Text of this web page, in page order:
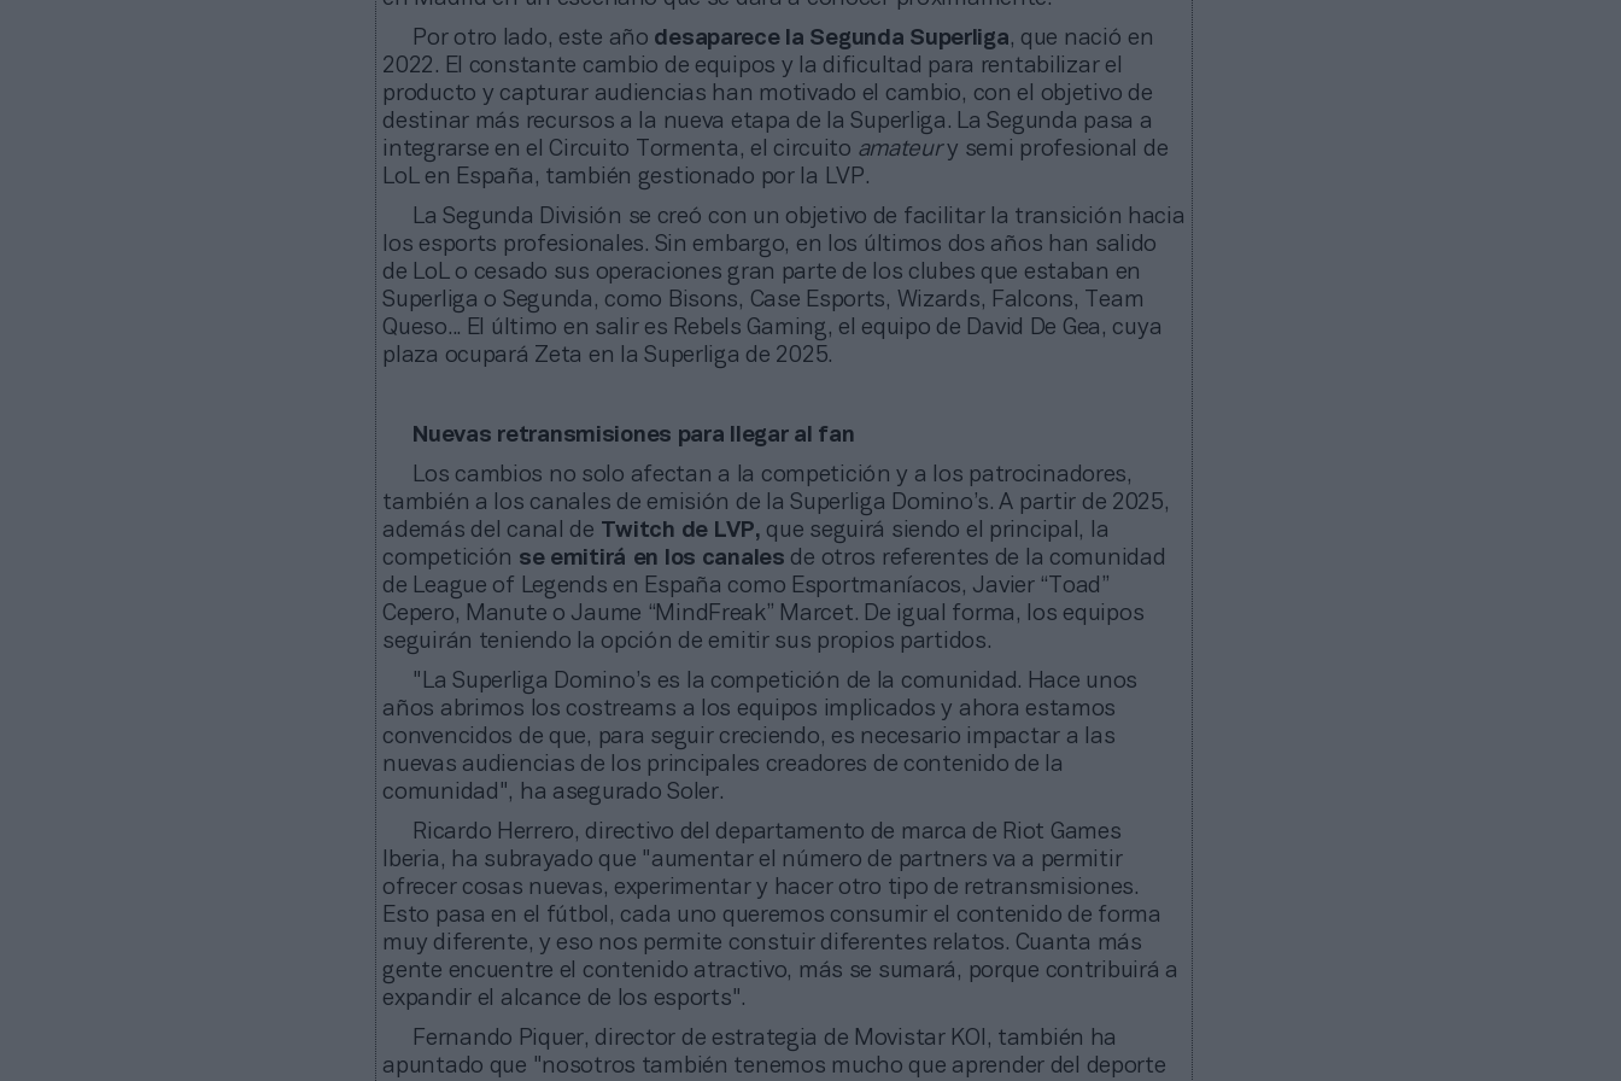
Por otro lado, este año desaparece la Segunda Superliga, que nació en
2022. El constante cambio de equipos y la dificultad para rentabilizar el
producto y capturar audiencias han motivado el cambio, con el objetivo de
destinar más recursos a la nueva etapa de la Superliga. La Segunda pasa a
integrarse en el Circuito Tormenta, el circuito amateury semi profesional de
LoL en España, también gestionado por la LVP.
La Segunda División se creó con un objetivo de facilitar la transición hacia
los esports profesionales. Sin embargo, en los últimos dos años han salido
de LoL o cesado sus operaciones gran parte de los clubes que estaban en
Superliga o Segunda, como Bisons, Case Esports, Wizards, Falcons, Team
Queso... El último en salir es Rebels Gaming, el equipo de David De Gea, cuya
plaza ocupará Zeta en la Superliga de 2025.
Nuevas retransmisiones para llegar al fan
Los cambios no solo afectan a la competición y a los patrocinadores,
también a los canales de emisión de la Superliga Domino’s. A partir de 2025,
además del canal de Twitch de LVP, que seguirá siendo el principal, la
competición se emitirá en los canales de otros referentes de la comunidad
de League of Legends en España como Esportmaníacos, Javier “Toad”
Cepero, Manute o Jaume “MindFreak” Marcet. De igual forma, los equipos
seguirán teniendo la opción de emitir sus propios partidos.
"La Superliga Domino’s es la competición de la comunidad. Hace unos
años abrimos los costreams a los equipos implicados y ahora estamos
convencidos de que, para seguir creciendo, es necesario impactar a las
nuevas audiencias de los principales creadores de contenido de la
comunidad", ha asegurado Soler.
Ricardo Herrero, directivo del departamento de marca de Riot Games
Iberia, ha subrayado que "aumentar el número de partners va a permitir
ofrecer cosas nuevas, experimentar y hacer otro tipo de retransmisiones.
Esto pasa en el fútbol, cada uno queremos consumir el contenido de forma
muy diferente, y eso nos permite constuir diferentes relatos. Cuanta más
gente encuentre el contenido atractivo, más se sumará, porque contribuirá a
expandir el alcance de los esports".
Fernando Piquer, director de estrategia de Movistar KOI, también ha
apuntado que "nosotros también tenemos mucho que aprender del deporte